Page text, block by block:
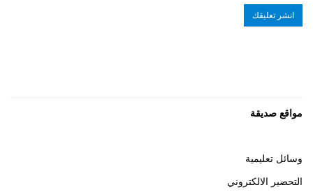
مواقع صديقة
وسائل تعليمية
التحضير الالكتروني